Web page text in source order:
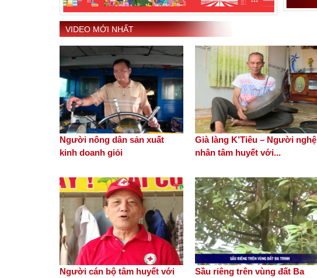
VIDEO MỚI NHẤT
Người nông dân sản xuất
kinh doanh giỏi
Già làng K’Tiêu – Người nghệ
nhân tâm huyết với...
Người cán bộ tâm huyết với Sầu riêng trên vùng đất Ba